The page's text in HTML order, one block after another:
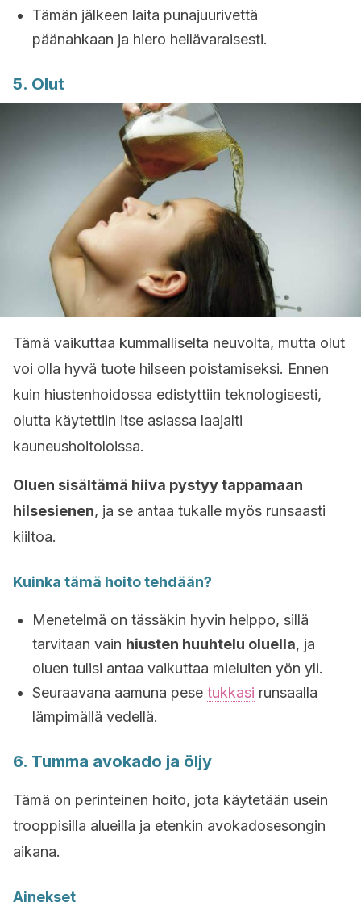
Tämän jälkeen laita punajuurivettä
päänahkaan ja hiero hellävaraisesti.
5. Olut
Tämä vaikuttaa kummalliselta neuvolta, mutta olut
voi olla hyvä tuote hilseen poistamiseksi. Ennen
kuin hiustenhoidossa edistyttiin teknologisesti,
olutta käytettiin itse asiassa laajalti
kauneushoitoloissa.
Oluen sisältämä hiiva pystyy tappamaan
hilsesienen, ja se antaa tukalle myös runsaasti
kiiltoa.
Kuinka tämä hoito tehdään?
Menetelmä on tässäkin hyvin helppo, sillä
tarvitaan vain hiusten huuhtelu oluella, ja
oluen tulisi antaa vaikuttaa mieluiten yön yli.
Seuraavana aamuna pese tukkasi runsaalla
lämpimällä vedellä.
6. Tumma avokado ja öljy
Tämä on perinteinen hoito, jota käytetään usein
trooppisilla alueilla ja etenkin avokadosesongin
aikana.
Ainekset